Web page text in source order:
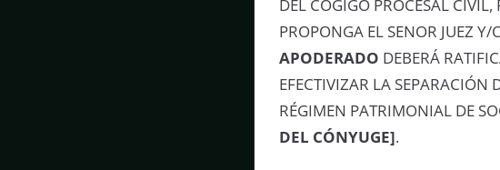
DEL CÓGIGO PROCESAL
PROPONGA EL SENOR JUEZ
APODERADO DEBERÁ
EFECTIVIZAR LA SEPARACIÓN
RÉGIMEN PATRIMONIAL DE
DEL CÓNYUGE].